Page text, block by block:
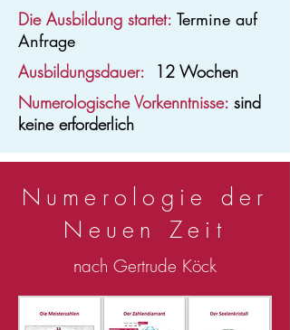
Die Ausbildung startet: Termine auf
Anfrage
Ausbildungsdauer: 12 Wochen
Numerologische Vorkenntnisse: sind
keine erforderlich
Numerologie der
Neuen Zeit
nach Gertrude Köck